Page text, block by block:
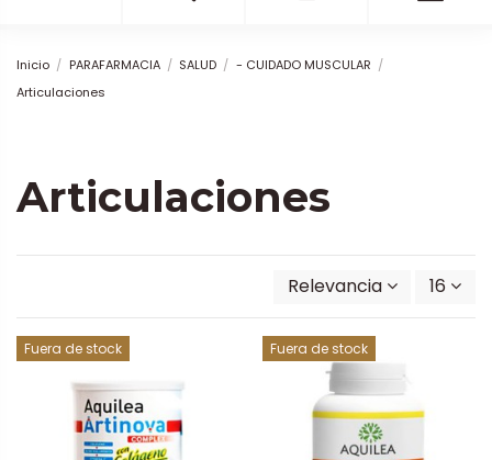
Inicio PARAFARMACIA SALUD
- CUIDADO MUSCULAR
Articulaciones
Articulaciones
Relevancia 16
Fuera de stock Fuera de stock